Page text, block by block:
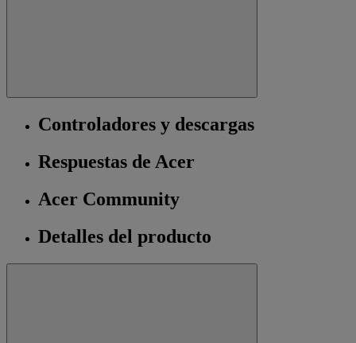
Controladores y descargas
Respuestas de Acer
Acer Community
Detalles del producto